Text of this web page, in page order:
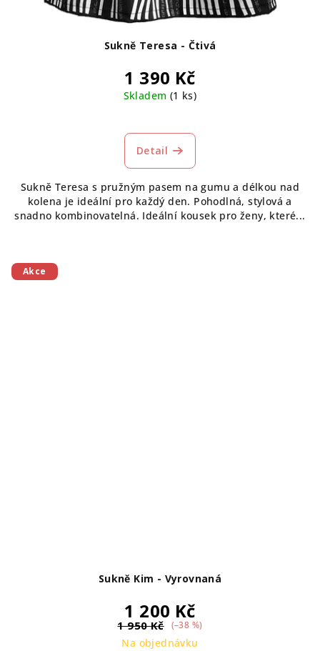
Sukně Teresa - Čtivá
1 390 Kč
Skladem (1 ks)
Detail
Sukně Teresa s pružným pasem na gumu a délkou nad
kolena je ideální pro každý den. Pohodlná, stylová a
snadno kombinovatelná. Ideální kousek pro ženy, které...
Akce
Sukně Kim - Vyrovnaná
1 200 Kč
1 950 Kč (–38 %)
Na objednávku